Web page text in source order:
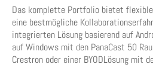
Das komplette Portfolio bietet
eine bestmögliche
integrierten Lösung basierend auf
auf Windows mit den PanaCast 50
Crestron oder einer BYODLösung mit